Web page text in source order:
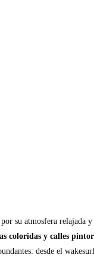
su atmosfera relajada y
coloridas y calles
desde el